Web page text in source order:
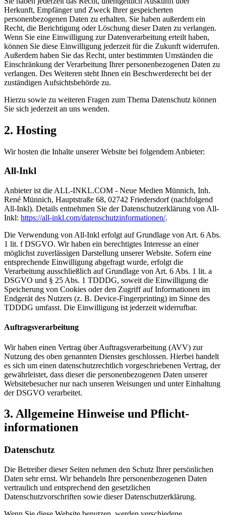
Herkunft, Empfänger und Zweck Ihrer gespeicherten
personenbezogenen Daten zu erhalten. Sie haben außerdem ein
Recht, die Berichtigung oder Löschung dieser Daten zu verlangen.
Wenn Sie eine Einwilligung zur Datenverarbeitung erteilt haben,
können Sie diese Einwilligung jederzeit für die Zukunft widerrufen.
Außerdem haben Sie das Recht, unter bestimmten Umständen die
Einschränkung der Verarbeitung Ihrer personenbezogenen Daten zu
verlangen. Des Weiteren steht Ihnen ein Beschwerderecht bei der
zuständigen Aufsichtsbehörde zu.
Hierzu sowie zu weiteren Fragen zum Thema Datenschutz können
Sie sich jederzeit an uns wenden.
2. Hosting
Wir hosten die Inhalte unserer Website bei folgendem Anbieter:
All-Inkl
Anbieter ist die ALL-INKL.COM - Neue Medien Münnich, Inh.
René Münnich, Hauptstraße 68, 02742 Friedersdorf (nachfolgend
All-Inkl). Details entnehmen Sie der Datenschutzerklärung von All-
Inkl: https://all-inkl.com/datenschutzinformationen/.
Die Verwendung von All-Inkl erfolgt auf Grundlage von Art. 6 Abs.
1 lit. f DSGVO. Wir haben ein berechtigtes Interesse an einer
möglichst zuverlässigen Darstellung unserer Website. Sofern eine
entsprechende Einwilligung abgefragt wurde, erfolgt die
Verarbeitung ausschließlich auf Grundlage von Art. 6 Abs. 1 lit. a
DSGVO und § 25 Abs. 1 TDDDG, soweit die Einwilligung die
Speicherung von Cookies oder den Zugriff auf Informationen im
Endgerät des Nutzers (z. B. Device-Fingerprinting) im Sinne des
TDDDG umfasst. Die Einwilligung ist jederzeit widerrufbar.
Auftragsverarbeitung
Wir haben einen Vertrag über Auftragsverarbeitung (AVV) zur
Nutzung des oben genannten Dienstes geschlossen. Hierbei handelt
es sich um einen datenschutzrechtlich vorgeschriebenen Vertrag, der
gewährleistet, dass dieser die personenbezogenen Daten unserer
Websitebesucher nur nach unseren Weisungen und unter Einhaltung
der DSGVO verarbeitet.
3. Allgemeine Hinweise und Pflicht­
informationen
Datenschutz
Die Betreiber dieser Seiten nehmen den Schutz Ihrer persönlichen
Daten sehr ernst. Wir behandeln Ihre personenbezogenen Daten
vertraulich und entsprechend den gesetzlichen
Datenschutzvorschriften sowie dieser Datenschutzerklärung.